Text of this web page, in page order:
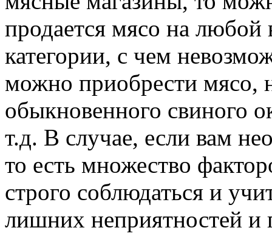
продается мясо на
категории, с чем
можно приобрести мясо,
обыкновенного свиного
т.д. В случае, если вам
то есть множество
строго соблюдаться и
лишних неприятностей и